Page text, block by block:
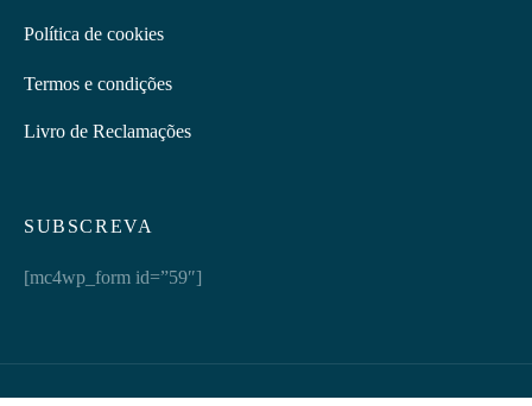
SUBSCREVA
[mc4wp_form id=”59″]
Política de cookies
Termos e condições
Livro de Reclamações